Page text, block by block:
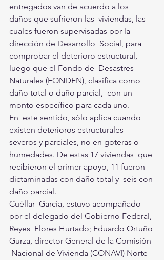
entregados van de acuerdo a los
daños que sufrieron las  viviendas, las
cuales fueron supervisadas por la
dirección de Desarrollo  Social, para
comprobar el deterioro estructural,
luego que el Fondo de  Desastres
Naturales (FONDEN), clasifica como
daño total o daño parcial,  con un
monto específico para cada uno.
En  este sentido, sólo aplica cuando
existen deterioros estructurales
severos y parciales, no en goteras o
humedades. De estas 17 viviendas  que
recibieron el primer apoyo, 11 fueron
dictaminadas con daño total y  seis con
daño parcial.
Cuéllar  García, estuvo acompañado
por el delegado del Gobierno Federal,
Reyes  Flores Hurtado; Eduardo Ortuño
Gurza, director General de la Comisión
Nacional de Vivienda (CONAVI) Norte